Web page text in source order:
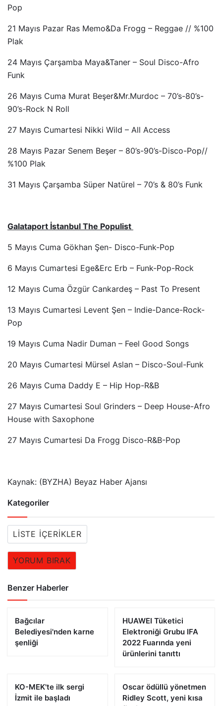
Pop
21 Mayıs Pazar Ras Memo&Da Frogg – Reggae // %100
Plak
24 Mayıs Çarşamba Maya&Taner – Soul Disco-Afro
Funk
26 Mayıs Cuma Murat Beşer&Mr.Murdoc – 70’s-80’s-
90’s-Rock N Roll
27 Mayıs Cumartesi Nikki Wild – All Access
28 Mayıs Pazar Senem Beşer – 80’s-90’s-Disco-Pop//
%100 Plak
31 Mayıs Çarşamba Süper Natürel – 70’s & 80’s Funk
Galataport İstanbul The Populist
5 Mayıs Cuma Gökhan Şen- Disco-Funk-Pop
6 Mayıs Cumartesi Ege&Erc Erb – Funk-Pop-Rock
12 Mayıs Cuma Özgür Cankardeş – Past To Present
13 Mayıs Cumartesi Levent Şen – Indie-Dance-Rock-
Pop
19 Mayıs Cuma Nadir Duman – Feel Good Songs
20 Mayıs Cumartesi Mürsel Aslan – Disco-Soul-Funk
26 Mayıs Cuma Daddy E – Hip Hop-R&B
27 Mayıs Cumartesi Soul Grinders – Deep House-Afro
House with Saxophone
27 Mayıs Cumartesi Da Frogg Disco-R&B-Pop
Kaynak: (BYZHA) Beyaz Haber Ajansı
Kategoriler
LISTE İÇERIKLER
YORUM BIRAK
Benzer Haberler
Bağcılar
Belediyesi'nden karne
şenliği
HUAWEI Tüketici
Elektroniği Grubu IFA
2022 Fuarında yeni
ürünlerini tanıttı
KO-MEK'te ilk sergi
İzmit ile başladı
Oscar ödüllü yönetmen
Ridley Scott, yeni kısa